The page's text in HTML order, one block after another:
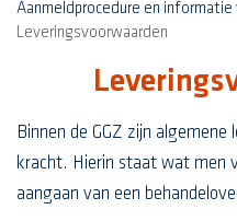
Aanmeldprocedure en informatie
Leveringsvoorwaarden
Binnen de GGZ zijn
kracht. Hierin staat wat men
aangaan van een